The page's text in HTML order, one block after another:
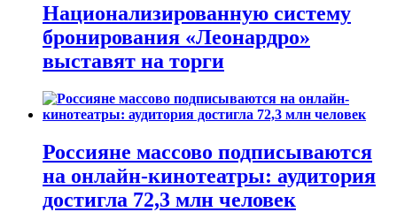
Национализированную систему
бронирования «Леонардро»
выставят на торги
Россияне массово подписываются
на онлайн-кинотеатры: аудитория
достигла 72,3 млн человек